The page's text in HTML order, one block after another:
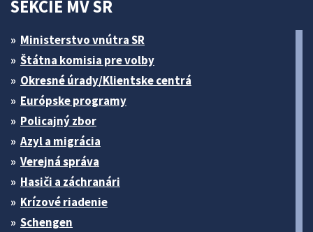
SEKCIE MV SR
Ministerstvo vnútra SR
Štátna komisia pre volby
Okresné úrady/Klientske centrá
Európske programy
Policajný zbor
Azyl a migrácia
Verejná správa
Hasiči a záchranári
Krízové riadenie
Schengen